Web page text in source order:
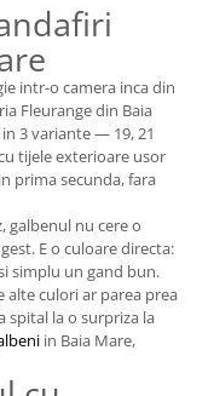
intr-o camera inca din
Fleurange din Baia
3 variante — 19, 21
tijele exterioare usor
prima secunda, fara
galbenul nu cere o
E o culoare directa:
simplu un gand bun.
alte culori ar parea prea
spital la o surpriza la
in Baia Mare,